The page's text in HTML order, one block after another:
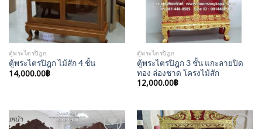
ตู้พระไตรปิฎก
ตู้พระไตรปิฎก ไม้สัก 4 ชั้น
14,000.00฿
ตู้พระไตรปิฎก
ตู้พระไตรปิฎก 3 ชั้น แกะลายปิด
ทอง ล่องชาด โครงไม้สัก
12,000.00฿